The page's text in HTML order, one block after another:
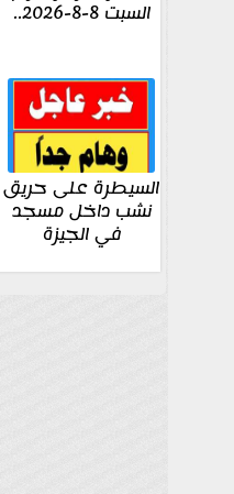
السبت 8-8-2026..
السيطرة على حريق
نشب داخل مسجد
في الجيزة